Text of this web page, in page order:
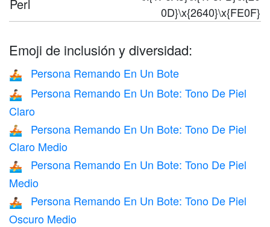
Perl
0D}\x{2640}\x{FE0F}
Emoji de inclusión y diversidad:
🚣 Persona Remando En Un Bote
🚣🏻
Persona Remando En Un Bote: Tono De Piel
Claro
🚣🏼
Persona Remando En Un Bote: Tono De Piel
Claro Medio
🚣🏽
Persona Remando En Un Bote: Tono De Piel
Medio
🚣🏾
Persona Remando En Un Bote: Tono De Piel
Oscuro Medio